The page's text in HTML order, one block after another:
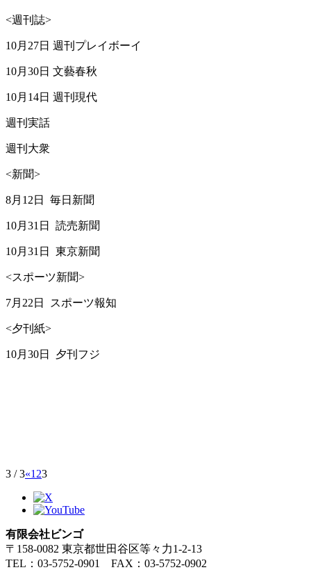
<週刊誌>
10月27日 週刊プレイボーイ
10月30日 文藝春秋
10月14日 週刊現代
週刊実話
週刊大衆
<新聞>
8月12日 毎日新聞
10月31日 読売新聞
10月31日 東京新聞
<スポーツ新聞>
7月22日 スポーツ報知
<夕刊紙>
10月30日 夕刊フジ
3 / 3«1 23
有限会社ビンゴ
〒158-0082 東京都世田谷区等々力1-2-13
TEL：03-5752-0901 FAX：03-5752-0902